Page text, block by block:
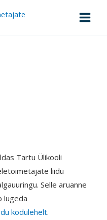
Tartu Ülikooli
liidu
Selle aruanne
lugeda
kodulehelt.